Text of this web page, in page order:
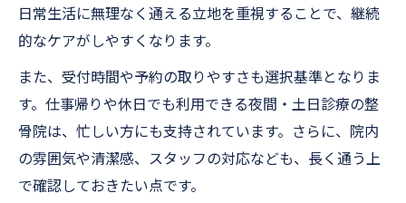
デトックス目的で選ぶ整骨院の利点解説
整骨院選びで外せない通院しやすさの要素
より快適な毎日へ整骨院活用のポイント総まと
め
整骨院デトックスで快適な毎日を手に入れ
る方法
整骨院活用で健康維持とデトックス効果実
日常生活に無理なく通える立地を重視することで、継続
的なケアがしやすくなります。
また、受付時間や予約の取りやすさも選択基準となりま
す。仕事帰りや休日でも利用できる夜間・土日診療の整
骨院は、忙しい方にも支持されています。さらに、院内
の雰囲気や清潔感、スタッフの対応なども、長く通う上
で確認しておきたい点です。